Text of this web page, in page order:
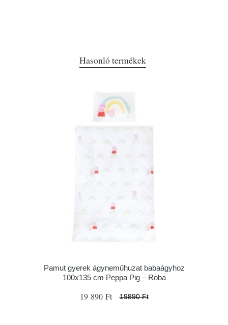
Hasonló termékek
Pamut gyerek ágyneműhuzat babaágyhoz
100x135 cm Peppa Pig – Roba
19 890 Ft 19890 Ft